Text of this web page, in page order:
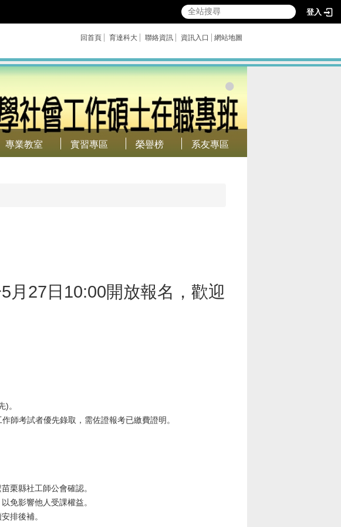
登入
回首頁 育達科大 聯絡資訊 資訊入口 網站地圖
專業教室 實習專區 榮譽榜 系友專區
月27日10:00開放報名，歡迎
。
師考試者優先錄取，需佐證報考已繳費證明。
栗縣社工師公會確認。
免影響他人受課權益。
排後補。